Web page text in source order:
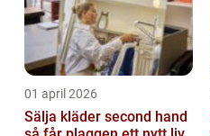
01 april 2026
Sälja kläder second hand